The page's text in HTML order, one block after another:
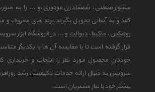
سشوار صنعتی،شمشاد زن موتوری،و ... را به
کنند و به آسانی تحویل بگیرند.برند های معروف
رونیکس،ماکیتا،دیوالتو ... در فروشگاه ابزار
قرار گرفته است تا با مقایسه آن ها با یکدیگر
خودتان محصول مورد نظر را انتخاب و خریداری
سرویس به دنبال ارائه خدمات باکیفیت، رشد
بیشتر خود با نیاز مشتریان است.